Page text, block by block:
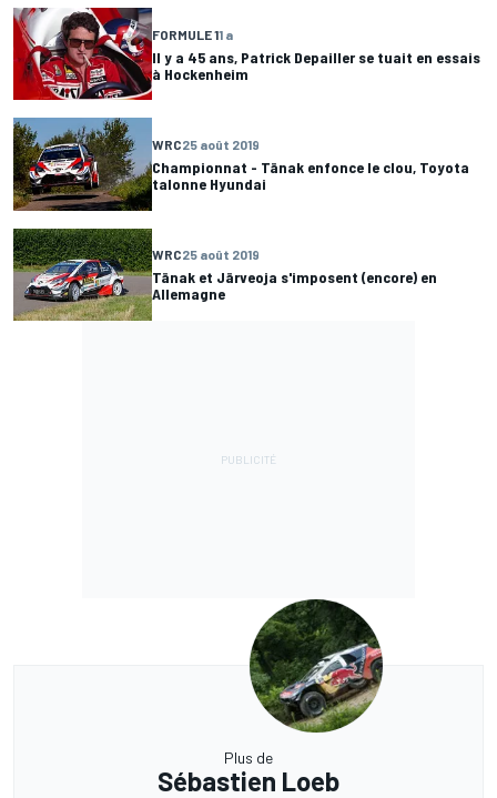
FORMULE 11 a
Il y a 45 ans, Patrick Depailler se tuait en essais
à Hockenheim
WRC25 août 2019
Championnat - Tänak enfonce le clou, Toyota
talonne Hyundai
WRC25 août 2019
Tänak et Järveoja s'imposent (encore) en
Allemagne
Plus de
Sébastien Loeb